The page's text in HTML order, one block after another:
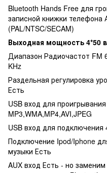
Bluetooth Hands Free для
записной книжки телефона
(PAL/NTSC/SECAM)
Выходная мощность 4*50
Диапазон Радиочастот
KHz
Раздельная регулировка
Есть
USB вход для
MP3,WMA,MP4,AVI,JPEG
USB вход для
Подключение Ipod/Iphone
музыки Есть
AUX вход Есть - но